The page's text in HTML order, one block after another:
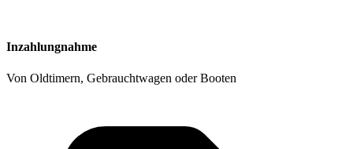
Inzahlungnahme
Von Oldtimern, Gebrauchtwagen oder Booten